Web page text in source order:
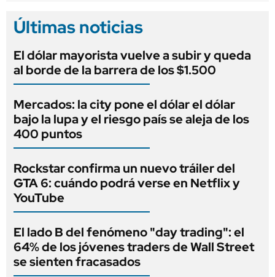
Últimas noticias
El dólar mayorista vuelve a subir y queda
al borde de la barrera de los $1.500
Mercados: la city pone el dólar el dólar
bajo la lupa y el riesgo país se aleja de los
400 puntos
Rockstar confirma un nuevo tráiler del
GTA 6: cuándo podrá verse en Netflix y
YouTube
El lado B del fenómeno "day trading": el
64% de los jóvenes traders de Wall Street
se sienten fracasados